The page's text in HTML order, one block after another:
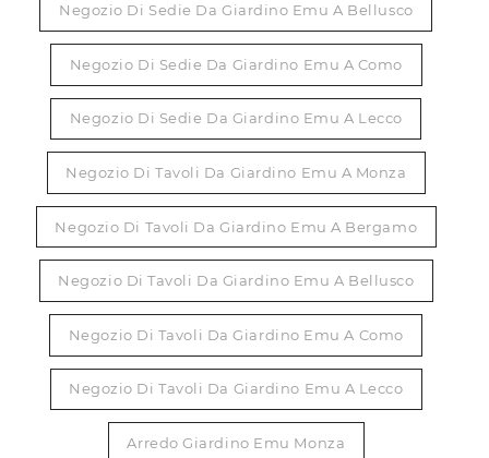
Negozio Di Sedie Da Giardino Emu A Bellusco
Negozio Di Sedie Da Giardino Emu A Como
Negozio Di Sedie Da Giardino Emu A Lecco
Negozio Di Tavoli Da Giardino Emu A Monza
Negozio Di Tavoli Da Giardino Emu A Bergamo
Negozio Di Tavoli Da Giardino Emu A Bellusco
Negozio Di Tavoli Da Giardino Emu A Como
Negozio Di Tavoli Da Giardino Emu A Lecco
Arredo Giardino Emu Monza